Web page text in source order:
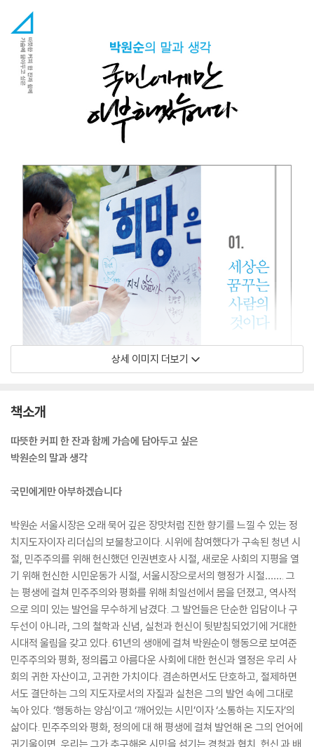
상세 이미지 더보기
책소개
따뜻한 커피 한 잔과 함께 가슴에 담아두고 싶은
박원순의 말과 생각
국민에게만 아부하겠습니다
박원순 서울시장은 오래 묵어 깊은 장맛처럼 진한 향기를 느낄 수 있는 정
치지도자이자 리더십의 보물창고이다. 시위에 참여했다가 구속된 청년 시
절, 민주주의를 위해 헌신했던 인권변호사 시절, 새로운 사회의 지평을 열
기 위해 헌신한 시민운동가 시절, 서울시장으로서의 행정가 시절……. 그
는 평생에 걸쳐 민주주의와 평화를 위해 최일선에서 몸을 던졌고, 역사적
으로 의미 있는 발언을 무수하게 남겼다. 그 발언들은 단순한 입담이나 구
두선이 아니라, 그의 철학과 신념, 실천과 헌신이 뒷받침되었기에 거대한
시대적 울림을 갖고 있다. 61년의 생애에 걸쳐 박원순이 행동으로 보여준
민주주의와 평화, 정의롭고 아름다운 사회에 대한 헌신과 열정은 우리 사
회의 귀한 자산이고, 고귀한 가치이다. 겸손하면서도 단호하고, 절제하면
서도 결단하는 그의 지도자로서의 자질과 실천은 그의 발언 속에 그대로
녹아 있다. ‘행동하는 양심’이고 ‘깨어있는 시민’이자 ‘소통하는 지도자’의
삶이다. 민주주의와 평화, 정의에 대 해 평생에 걸쳐 발언해 온 그의 언어에
귀기울이면, 우리는 그가 추구해온 시민을 섬기는 경청과 협치, 헌신 과 배